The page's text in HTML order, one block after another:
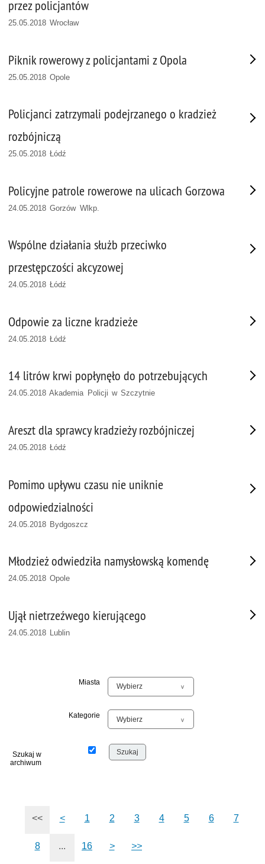
przez policjantów
25.05.2018 Wrocław
Piknik rowerowy z policjantami z Opola
25.05.2018 Opole
Policjanci zatrzymali podejrzanego o kradzież
rozbójniczą
25.05.2018 Łódź
Policyjne patrole rowerowe na ulicach Gorzowa
24.05.2018 Gorzów Wlkp.
Wspólne działania służb przeciwko
przestępczości akcyzowej
24.05.2018 Łódź
Odpowie za liczne kradzieże
24.05.2018 Łódź
14 litrów krwi popłynęło do potrzebujących
24.05.2018 Akademia Policji w Szczytnie
Areszt dla sprawcy kradzieży rozbójniczej
24.05.2018 Łódź
Pomimo upływu czasu nie uniknie
odpowiedzialności
24.05.2018 Bydgoszcz
Młodzież odwiedziła namysłowską komendę
24.05.2018 Opole
Ujął nietrzeźwego kierującego
24.05.2018 Lublin
Miasta
Kategorie
Szukaj w
archiwum
<< < 1 2 3 4 5 6 7
8 ... 16 > >>